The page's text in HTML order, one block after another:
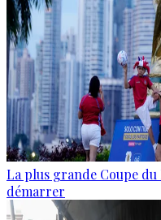
La plus grande Coupe du
démarrer